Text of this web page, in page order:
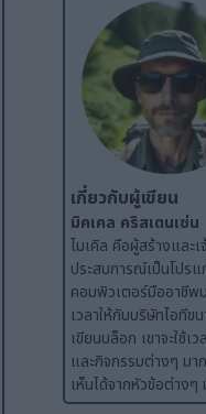
เกี่ยวกับผู้เขียน
มิคเคล คริสเตนเซ่น
ไมเคิล คือผู้สร้างและ
ประสบการณ์เป็นโป
คอมพิวเตอร์มืออาชีพ
เวลาให้กับบริษัทไอทีข
เขียนบล็อก เขาจะใช้เ
และกิจกรรมต่างๆ มา
เห็นได้จากหัวข้อต่างๆ